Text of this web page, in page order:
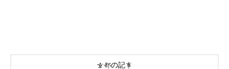
京都の記事